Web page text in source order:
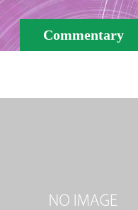
Commentary